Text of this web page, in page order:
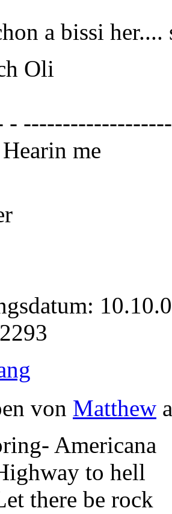
a bissi her....
Oli
-
me
von Matthew
Americana
to hell
there be rock